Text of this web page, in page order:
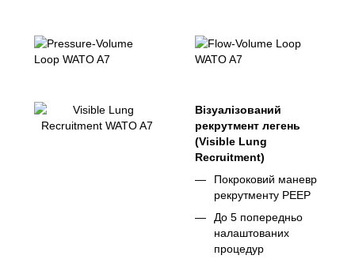
Візуалізований
рекрутмент легень
(Visible Lung
Recruitment)
Покроковий маневр
рекрутменту PEEP
До 5 попередньо
налаштованих
процедур